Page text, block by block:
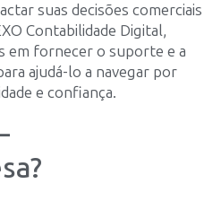
suas decisões comerciais
Contabilidade Digital,
em fornecer o suporte e a
ajudá-lo a navegar por
e confiança.